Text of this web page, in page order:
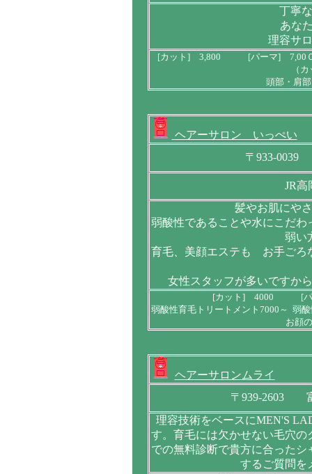
丁寧
あな
理容サ
[カット] 3,800 [パーマ] 7,00０
（
頭部・肩
ヘアーサロン いっぺい
〒933-0039
JR高
髪やお肌にや
弱酸性であることや水にこだ
弱い
育毛、美顔エステも お手ごろ
女性スタッフが多いですか
[カット] 4000 [パ
弱酸性育毛トリートメント7000～ 弱
お顔
ヘアーサロンムライ
〒939-2603 富
理容技術をベースにMEN'S
す。育毛には欠かせない毛穴
での無料診断で貴方に合った
するご質問を